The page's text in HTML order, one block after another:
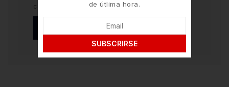
comente.
de útlima hora.
SUBSCRIRSE